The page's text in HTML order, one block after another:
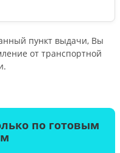
пункт выдачи, Вы
от транспортной
по готовым